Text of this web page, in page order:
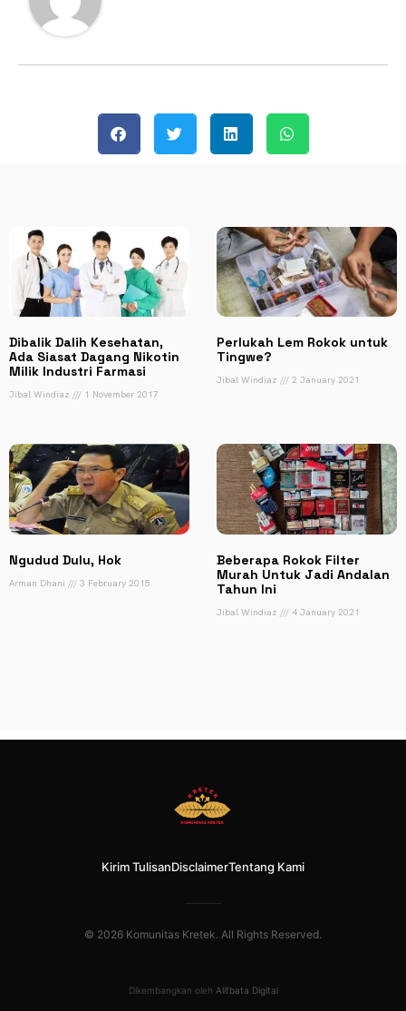
Dibalik Dalih Kesehatan,
Ada Siasat Dagang Nikotin
Milik Industri Farmasi
Jibal Windiaz 1 November 2017
Perlukah Lem Rokok untuk
Tingwe?
Jibal Windiaz 2 January 2021
Ngudud Dulu, Hok
Arman Dhani 3 February 2015
Beberapa Rokok Filter
Murah Untuk Jadi Andalan
Tahun Ini
Jibal Windiaz 4 January 2021
Kirim TulisanDisclaimerTentang Kami
© 2026 Komunitas Kretek. All Rights Reserved.
Dikembangkan oleh Alifbata Digital